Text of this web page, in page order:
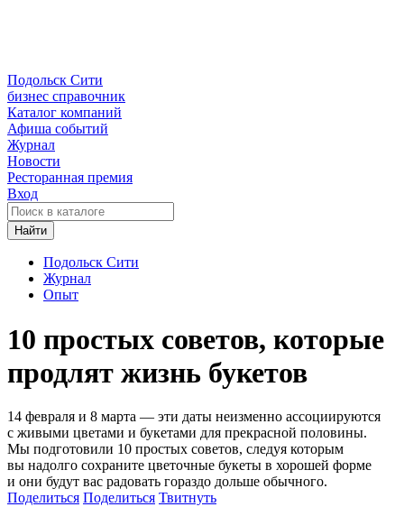
Подольск Сити
бизнес справочник
Каталог компаний
Афиша событий
Журнал
Новости
Ресторанная премия
Вход
Найти
Подольск Сити
Журнал
Опыт
10 простых советов, которые
продлят жизнь букетов
14 февраля и 8 марта — эти даты неизменно ассоциируются
с живыми цветами и букетами для прекрасной половины.
Мы подготовили 10 простых советов, следуя которым
вы надолго сохраните цветочные букеты в хорошей форме
и они будут вас радовать гораздо дольше обычного.
Поделиться Поделиться Твитнуть